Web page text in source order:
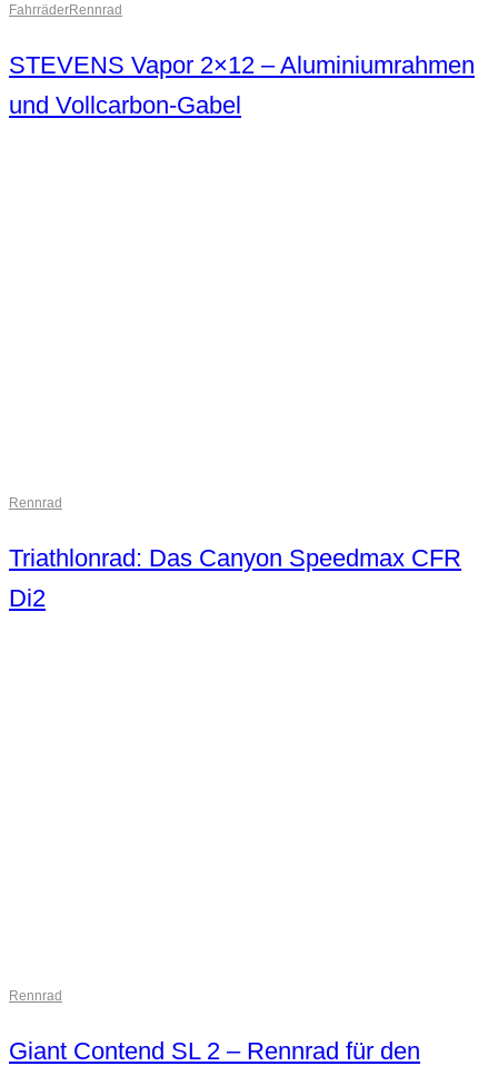
FahrräderRennrad
STEVENS Vapor 2×12 – Aluminiumrahmen
und Vollcarbon-Gabel
Rennrad
Triathlonrad: Das Canyon Speedmax CFR
Di2
Rennrad
Giant Contend SL 2 – Rennrad für den